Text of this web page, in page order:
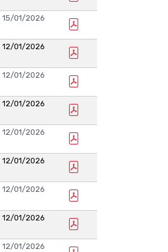
15/01/2026
12/01/2026
12/01/2026
12/01/2026
12/01/2026
12/01/2026
12/01/2026
12/01/2026
12/01/2026